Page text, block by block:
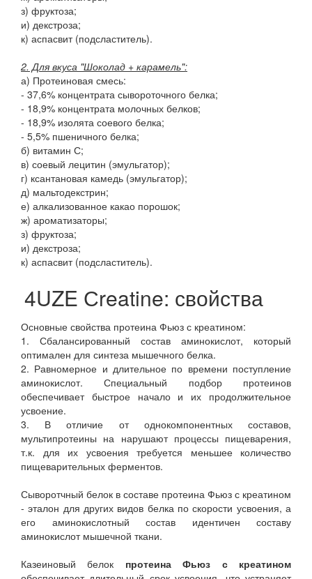
з) фруктоза;
и) декстроза;
к) аспасвит (подсластитель).
2. Для вкуса "Шоколад + карамель":
а) Протеиновая смесь:
- 37,6% концентрата сывороточного белка;
- 18,9% концентрата молочных белков;
- 18,9% изолята соевого белка;
- 5,5% пшеничного белка;
б) витамин С;
в) соевый лецитин (эмульгатор);
г) ксантановая камедь (эмульгатор);
д) мальтодекстрин;
е) алкализованное какао порошок;
ж) ароматизаторы;
з) фруктоза;
и) декстроза;
к) аспасвит (подсластитель).
4UZE Сreatine: свойства
Основные свойства протеина Фьюз с креатином:
1. Сбалансированный состав аминокислот, который
оптимален для синтеза мышечного белка.
2. Равномерное и длительное по времени поступление
аминокислот. Специальный подбор протеинов
обеспечивает быстрое начало и их продолжительное
усвоение.
3. В отличие от однокомпонентных составов,
мультипротеины на нарушают процессы пищеварения,
т.к. для их усвоения требуется меньшее количество
пищеварительных ферментов.
Сыворотчный белок в составе протеина Фьюз с креатином
- эталон для других видов белка по скорости усвоения, а
его аминокислотный состав идентичен составу
аминокислот мышечной ткани.
Казеиновый белок протеина Фьюз с креатином